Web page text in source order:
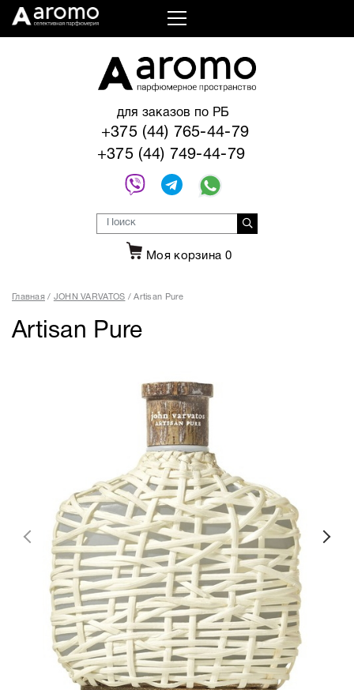
для заказов по РБ
+375 (44) 765-44-79
+375 (44) 749-44-79
Моя корзина 0
Главная JOHN VARVATOS Artisan Pure
Artisan Pure